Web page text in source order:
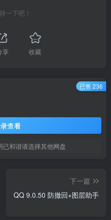
一下吧！
享 收藏
查看
和谐请选择其他网盘
已售 236
下一篇
QQ 9.0.50 防撤回+图层助手